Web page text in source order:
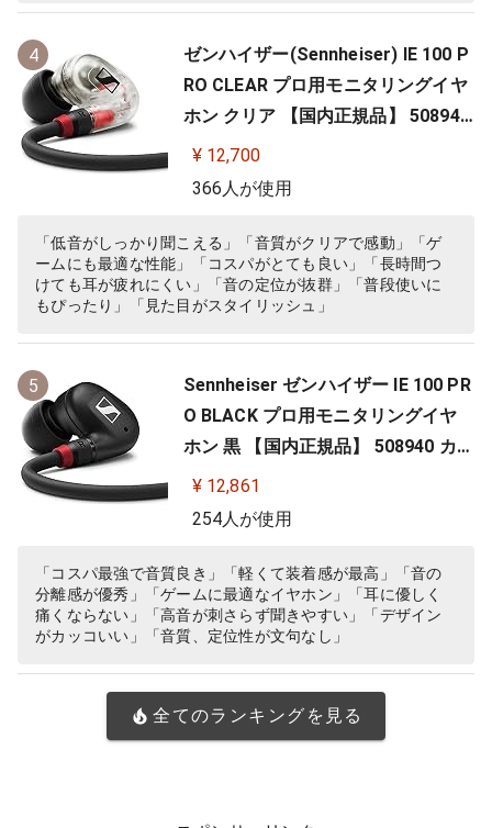
4
ゼンハイザー(Sennheiser) IE 100 P
RO CLEAR プロ用モニタリングイヤ
ホン クリア 【国内正規品】 508941
カナル型 有線イヤホン
¥ 12,700
366人が使用
「低音がしっかり聞こえる」「音質がクリアで感動」「ゲ
ームにも最適な性能」「コスパがとても良い」「長時間つ
けても耳が疲れにくい」「音の定位が抜群」「普段使いに
もぴったり」「見た目がスタイリッシュ」
5
Sennheiser ゼンハイザー IE 100 PR
O BLACK プロ用モニタリングイヤ
ホン 黒 【国内正規品】 508940 カナ
ル型 有線イヤホン
¥ 12,861
254人が使用
「コスパ最強で音質良き」「軽くて装着感が最高」「音の
分離感が優秀」「ゲームに最適なイヤホン」「耳に優しく
痛くならない」「高音が刺さらず聞きやすい」「デザイン
がカッコいい」「音質、定位性が文句なし」
全てのランキングを見る